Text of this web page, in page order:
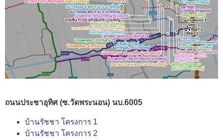
ถนนประชาอุทิศ (ซ.วัดพระนอน) นบ.6005
บ้านรัชชา โครงการ 1
บ้านรัชชา โครงการ 2